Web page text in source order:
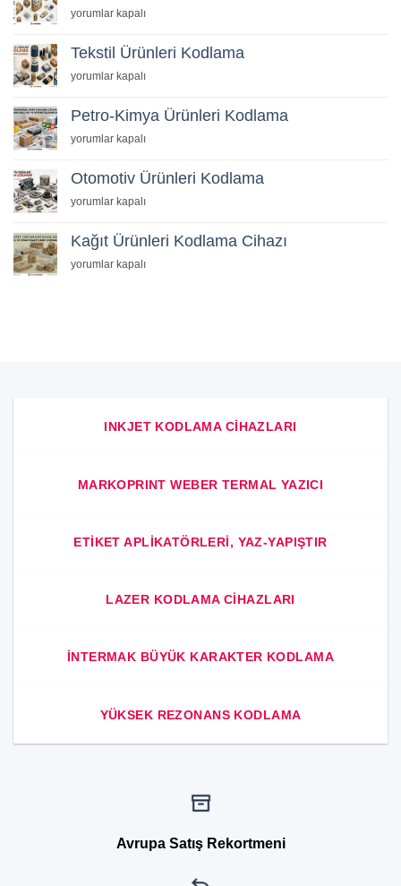
Yapı
Kodlama
yorumlar kapalı
Tekstil Ürünleri Kodlama
Tekstil
Kodlama
yorumlar kapalı
Petro-Kimya Ürünleri Kodlama
Petro-
Ürünleri
için
yorumlar kapalı
Otomotiv Ürünleri Kodlama
Otomotiv
Kodlama
yorumlar kapalı
Kağıt Ürünleri Kodlama Cihazı
Kağıt
yorumlar kapalı
INKJET KODLAMA CIHAZLARI
MARKOPRINT WEBER TERMAL YAZICI
ETIKET APLIKATÖRLERI, YAZ-YAPIŞTIR
LAZER KODLAMA CIHAZLARI
INTERMAK BÜYÜK KARAKTER KODLAMA
YÜKSEK REZONANS KODLAMA
Avrupa Satış Rekortmeni